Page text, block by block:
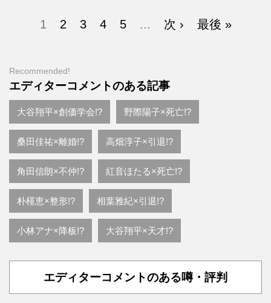
1 2 3 4 5 ... 次 › 最後 »
Recommended!
エディターコメントのある記事
大谷翔平×創価学会!? 野際陽子×死亡!?
桑田佳祐×離婚!? 高畑淳子×引退!?
角田信朗×不仲!? 紅音ほたる×死亡!?
朴槿恵×整形!? 相葉雅紀×引退!?
小林アナ×降板!? 大谷翔平×天才!?
エディターコメントのある噂・評判